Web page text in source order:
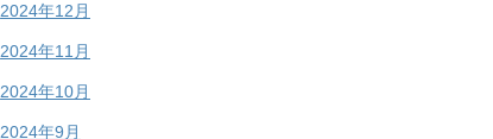
2024年12月
2024年11月
2024年10月
2024年9月